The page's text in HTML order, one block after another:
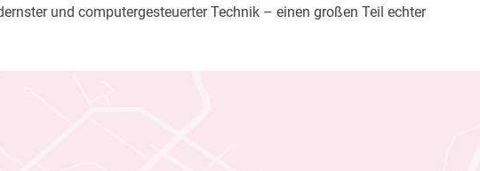
und computergesteuerter Technik – einen großen Teil echter